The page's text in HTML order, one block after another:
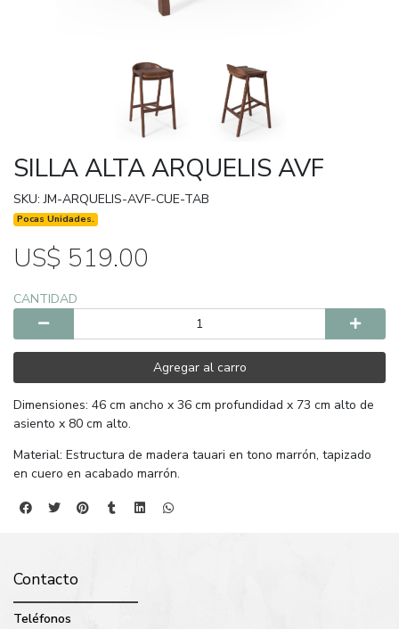
SILLA ALTA ARQUELIS AVF
SKU: JM-ARQUELIS-AVF-CUE-TAB
Pocas Unidades.
US$ 519.00
CANTIDAD
Agregar al carro
Dimensiones: 46 cm ancho x 36 cm profundidad x 73 cm alto de
asiento x 80 cm alto.
Material: Estructura de madera tauari en tono marrón, tapizado
en cuero en acabado marrón.
Contacto
Teléfonos